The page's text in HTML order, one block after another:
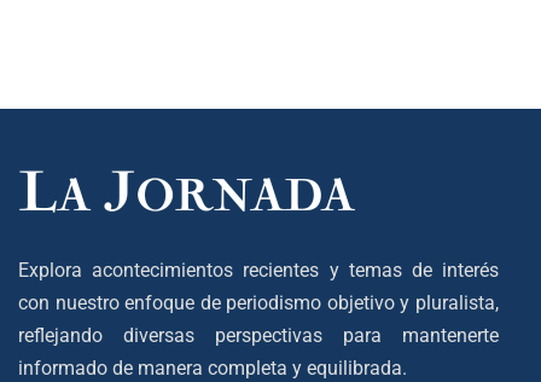
Explora acontecimientos recientes y temas de interés
con nuestro enfoque de periodismo objetivo y pluralista,
reflejando diversas perspectivas para mantenerte
informado de manera completa y equilibrada.